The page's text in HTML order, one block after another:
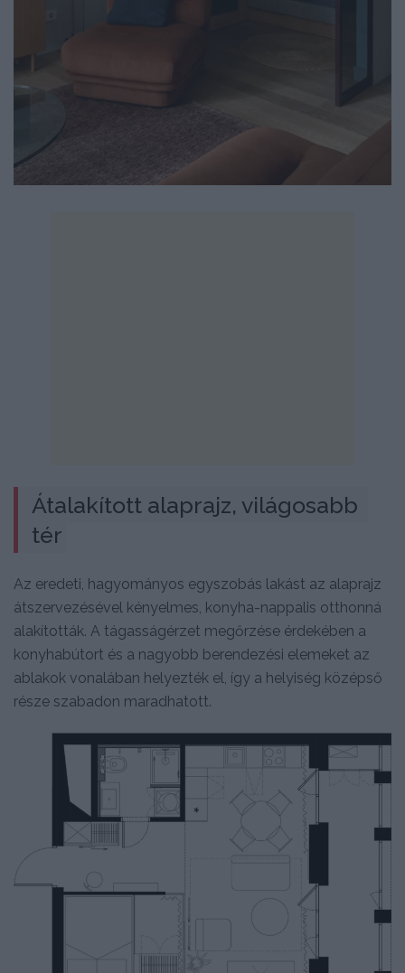
Átalakított alaprajz, világosabb
tér
Az eredeti, hagyományos egyszobás lakást az alaprajz
átszervezésével kényelmes, konyha-nappalis otthonná
alakították. A tágasságérzet megőrzése érdekében a
konyhabútort és a nagyobb berendezési elemeket az
ablakok vonalában helyezték el, így a helyiség középső
része szabadon maradhatott.